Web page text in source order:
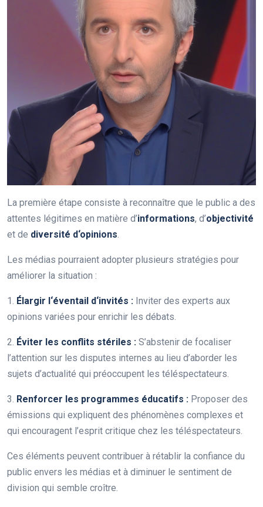
La première étape consiste à reconnaître que le public a des
attentes légitimes en matière d’informations, d’objectivité
et de diversité d‘opinions.
Les médias pourraient adopter plusieurs stratégies pour
améliorer la situation :
1. Élargir l‘éventail d‘invités : Inviter des experts aux
opinions variées pour enrichir les débats.
2. Éviter les confits stériles : S’abstenir de focaliser
l’attention sur les disputes internes au lieu d’aborder les
sujets d’actualité qui préoccupent les téléspectateurs.
3. Renforcer les programmes éducatifs : Proposer des
émissions qui expliquent des phénomènes complexes et
qui encouragent l’esprit critique chez les téléspectateurs.
Ces éléments peuvent contribuer à rétablir la confiance du
public envers les médias et à diminuer le sentiment de
division qui semble croître.